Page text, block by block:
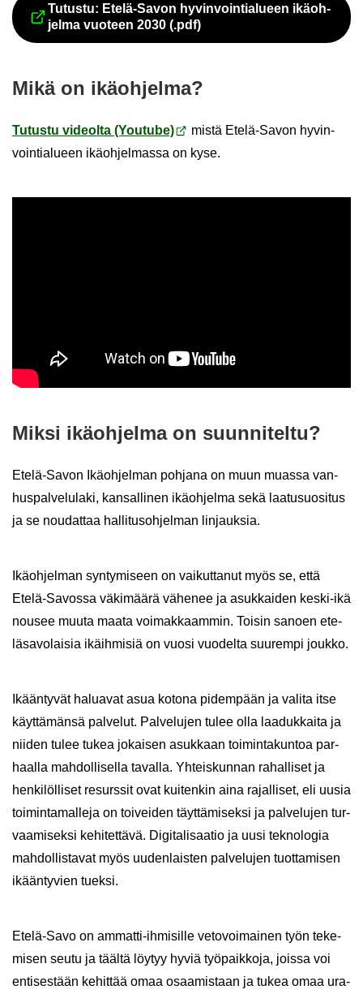
Siir­ryt toi­seen pal­ve­luun
Tu­tus­tu: Etelä-​Savon hy­vin­voin­tia­lu­een ikä­oh­
jel­ma vuo­teen 2030 (.pdf)
Mikä on ikä­oh­jel­ma?
Tu­tus­tu vi­deol­ta (You­tu­be)
mistä Etelä-​Savon hy­vin­
voin­tia­lu­een ikä­oh­jel­mas­sa on kyse.
Miksi ikä­oh­jel­ma on suun­ni­tel­tu?
Etelä-​Savon Ikä­oh­jel­man poh­ja­na on muun muas­sa van­
hus­pal­ve­lu­la­ki, kan­sal­li­nen ikä­oh­jel­ma sekä laa­tusuo­si­tus
ja se nou­dat­taa hal­li­tus­oh­jel­man lin­jauk­sia.
Ikä­oh­jel­man syn­ty­mi­seen on vai­kut­ta­nut myös se, että
Etelä-​Savossa vä­ki­mää­rä vä­he­nee ja asuk­kai­den keski-​ikä
nousee muuta maata voi­mak­kaam­min. Toi­sin sa­noen ete­
lä­sa­vo­lai­sia ikäih­mi­siä on vuosi vuo­del­ta suu­rem­pi jouk­ko.
Ikään­ty­vät ha­lua­vat asua ko­to­na pi­dem­pään ja va­li­ta itse
käyt­tä­män­sä pal­ve­lut. Pal­ve­lu­jen tulee olla laa­duk­kai­ta ja
nii­den tulee tukea jo­kai­sen asuk­kaan toi­min­ta­kun­toa par­
haal­la mah­dol­li­sel­la ta­val­la. Yh­teis­kun­nan ra­hal­li­set ja
hen­ki­löl­li­set re­surs­sit ovat kui­ten­kin aina ra­jal­li­set, eli uusia
toi­min­ta­mal­le­ja on toi­vei­den täyt­tä­mi­sek­si ja pal­ve­lu­jen tur­
vaa­mi­sek­si ke­hi­tet­tä­vä. Di­gi­ta­li­saa­tio ja uusi tek­no­lo­gia
mah­dol­lis­ta­vat myös uu­den­lais­ten pal­ve­lu­jen tuot­ta­mi­sen
ikään­ty­vien tuek­si.
Etelä-​Savo on ammatti-​ihmisille ve­to­voi­mai­nen työn te­ke­
mi­sen seutu ja tääl­tä löy­tyy hyviä työ­paik­ko­ja, jois­sa voi
en­ti­ses­tään ke­hit­tää omaa osaa­mis­taan ja tukea omaa ura­